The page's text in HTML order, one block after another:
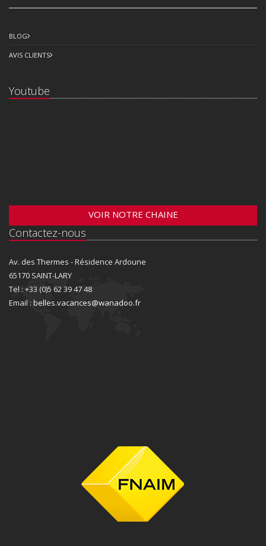
BLOG
AVIS CLIENTS
Youtube
VOIR NOTRE CHAINE
Contactez-nous
Av. des Thermes - Résidence Ardoune
65170 SAINT-LARY
Tel : +33 (0)5 62 39 47 48
Email : belles.vacances@wanadoo.fr